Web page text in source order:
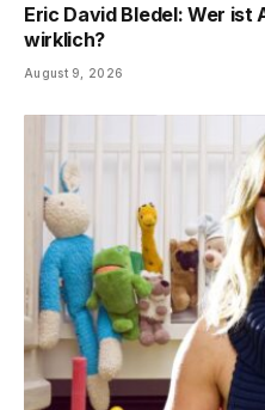
Eric David Bledel: Wer ist
wirklich?
August 9, 2026